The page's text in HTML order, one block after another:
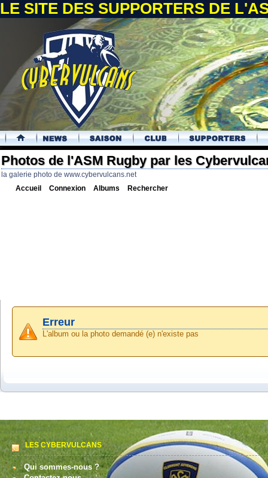
LE SITE DES SUPPORTERS DE
.
Photos de l'ASM Rugby par les
la galerie photo de www.cybervulcans.net
Accueil Connexion Albums Rechercher
Erreur
L'album ou la photo demandé (e) n'existe pas
LES CYBERVULCANS
Qui sommes-nous ?